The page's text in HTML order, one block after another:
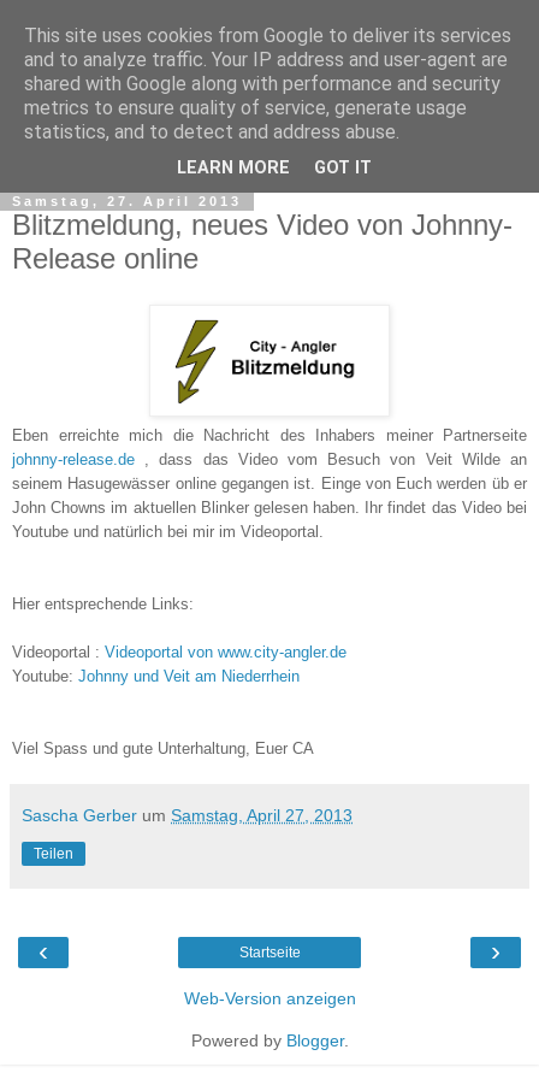
Samstag, 27. April 2013
Blitzmeldung, neues Video von Johnny-
Release online
Eben erreichte mich die Nachricht des Inhabers meiner Partnerseite
johnny-release.de , dass das Video vom Besuch von Veit Wilde an
seinem Hasugewässer online gegangen ist. Einge von Euch werden üb er
John Chowns im aktuellen Blinker gelesen haben. Ihr findet das Video bei
Youtube und natürlich bei mir im Videoportal.
Hier entsprechende Links:
Videoportal : Videoportal von www.city-angler.de
Youtube: Johnny und Veit am Niederrhein
Viel Spass und gute Unterhaltung, Euer CA
Sascha Gerber um Samstag, April 27, 2013
Teilen
‹ ›
Startseite
Web-Version anzeigen
Powered by Blogger.
This site uses cookies from Google to deliver its services
and to analyze traffic. Your IP address and user-agent are
shared with Google along with performance and security
metrics to ensure quality of service, generate usage
statistics, and to detect and address abuse.
LEARN MORE GOT IT